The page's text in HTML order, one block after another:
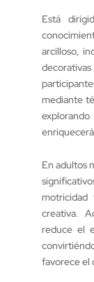
Está
arcilloso,
mediante
En adultos
creativa.
reduce el
favorece el